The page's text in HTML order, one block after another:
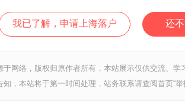
我已了解，申请上海落户 还
于网络，版权归原作者所有，本站展示仅供交流、
，本站将于第一时间处理，站务联系请查阅首页“举